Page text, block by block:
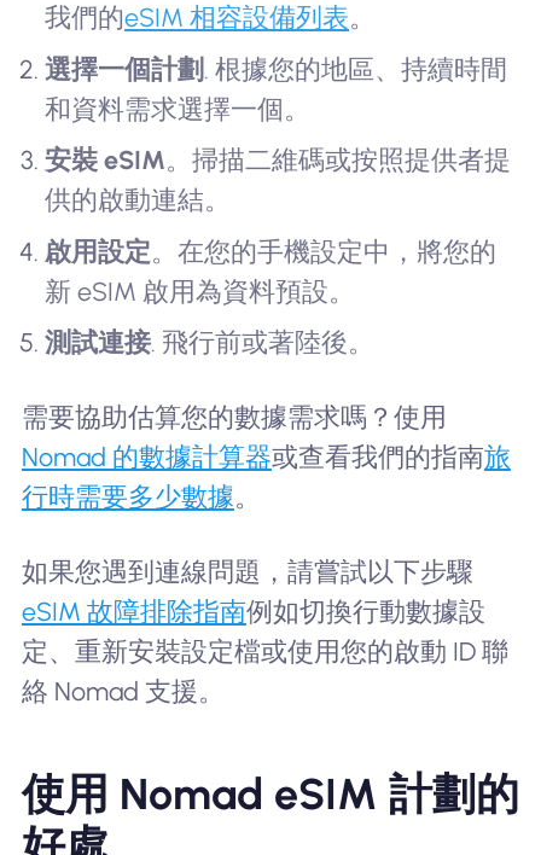
我們的eSIM 相容設備列表。
選擇一個計劃 . 根據您的地區、持續時間
和資料需求選擇一個。
安裝 eSIM。掃描二維碼或按照提供者提
供的啟動連結。
啟用設定。在您的手機設定中，將您的
新 eSIM 啟用為資料預設。
測試連接. 飛行前或著陸後。
需要協助估算您的數據需求嗎？使用
Nomad 的數據計算器或查看我們的指南旅
行時需要多少數據。
如果您遇到連線問題，請嘗試以下步驟
eSIM 故障排除指南例如切換行動數據設
定、重新安裝設定檔或使用您的啟動 ID 聯
絡 Nomad 支援。
使用 Nomad eSIM 計劃的